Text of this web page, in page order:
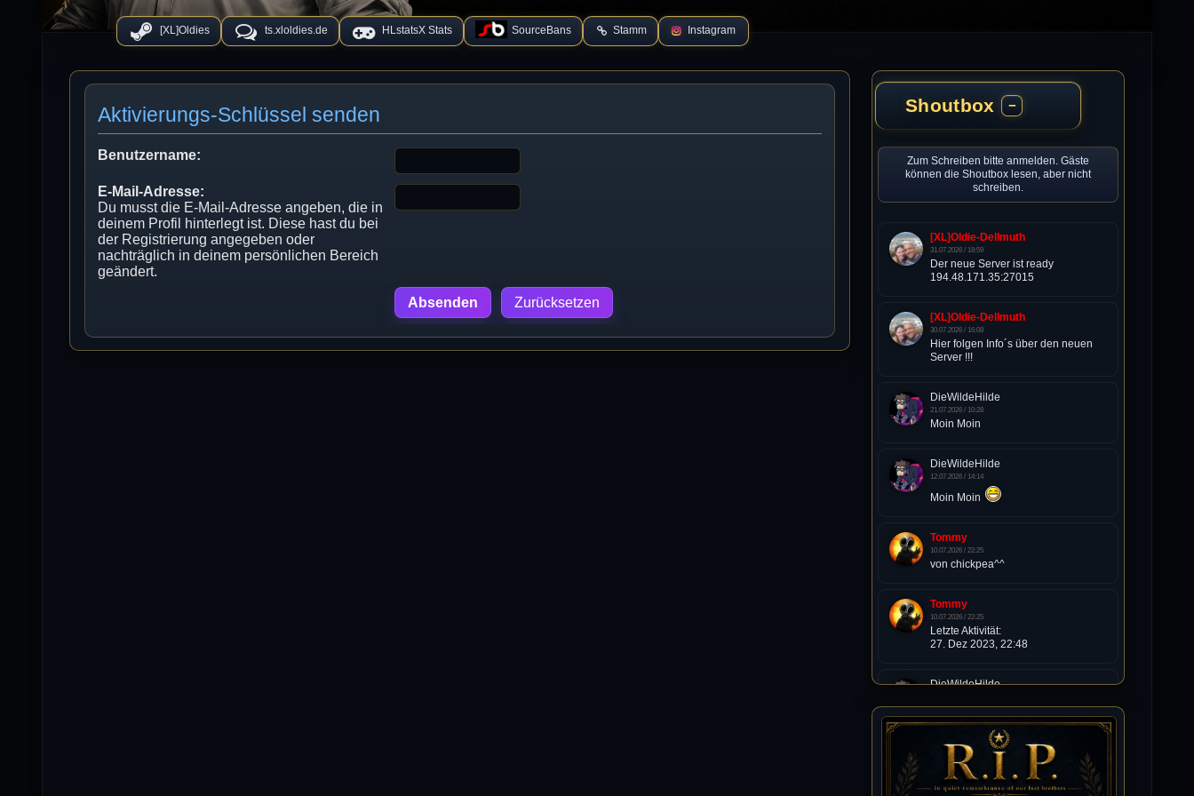
[XL]Oldies ts.xloldies.de HLstatsX Stats SourceBans Stamm Instagram
Aktivierungs-Schlüssel senden
Benutzername:
E-Mail-Adresse:
Du musst die E-Mail-Adresse angeben, die in
deinem Profil hinterlegt ist. Diese hast du bei
der Registrierung angegeben oder
nachträglich in deinem persönlichen Bereich
geändert.
Shoutbox −
Zum Schreiben bitte anmelden. Gäste
können die Shoutbox lesen, aber nicht
schreiben.
[XL]Oldie-Dellmuth
31.07.2026 / 18:59
Der neue Server ist ready
194.48.171.35:27015
[XL]Oldie-Dellmuth
30.07.2026 / 16:08
Hier folgen Info´s über den neuen
Server !!!
DieWildeHilde
21.07.2026 / 10:28
Moin Moin
DieWildeHilde
12.07.2026 / 14:14
Moin Moin
Tommy
10.07.2026 / 22:25
von chickpea^^
Tommy
10.07.2026 / 22:25
Letzte Aktivität:
27. Dez 2023, 22:48
DieWildeHilde
Happy Birthday Chickpea
DieWildeHilde
10.07.2026 / 10:08
Hallo meine Lieben!